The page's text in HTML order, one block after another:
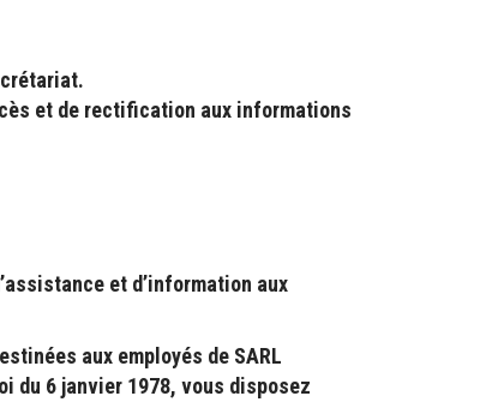
et de rectification aux informations
et d’information aux
aux employés de SARL
du 6 janvier 1978, vous disposez